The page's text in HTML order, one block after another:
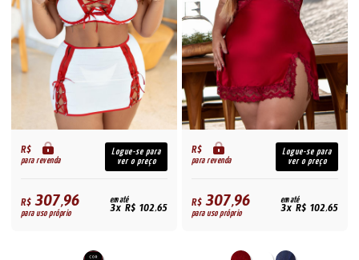
R$
para revenda
Logue-se para
ver o preço
R$307,96
para uso próprio
em até
3x R$ 102,65
R$
para revenda
Logue-se para
ver o preço
R$307,96
para uso próprio
em até
3x R$ 102,65